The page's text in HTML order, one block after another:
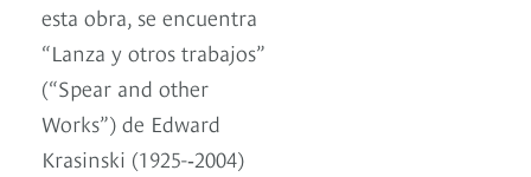
esta obra, se encuentra
“Lanza y otros trabajos”
(“Spear and other
Works”) de Edward
Krasinski (1925-­‐2004)